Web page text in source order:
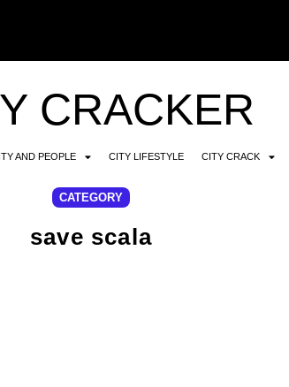
CRACKER
AND PEOPLE CITY LIFESTYLE CITY CRACK
CATEGORY
save scala